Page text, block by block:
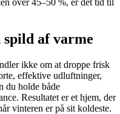
af varme
ikke om at droppe frisk
effektive udluftninger,
du holde både
Resultatet er et hjem, der
vinteren er på sit koldeste.